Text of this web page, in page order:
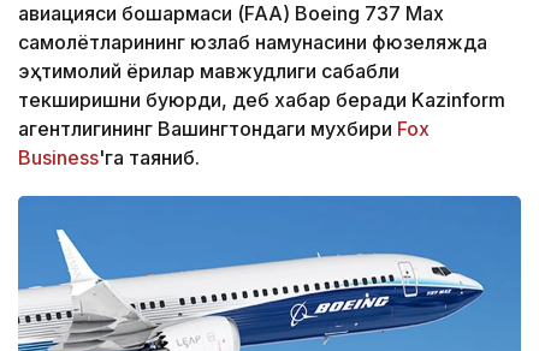
авиацияси бошқармаси (FAA) Boeing 737 Max
самолётларининг юзлаб намунасини фюзеляжда
эҳтимолий ёриқлар мавжудлиги сабабли
текширишни буюрди, деб хабар беради Kazinform
агентлигининг Вашингтондаги мухбири Fox
Business'га таяниб.